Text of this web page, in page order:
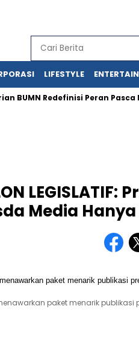
LIFESTYLE
Redefinisi Peran Pasca
LEGISLATIF:
Media
paket menarik publikasi